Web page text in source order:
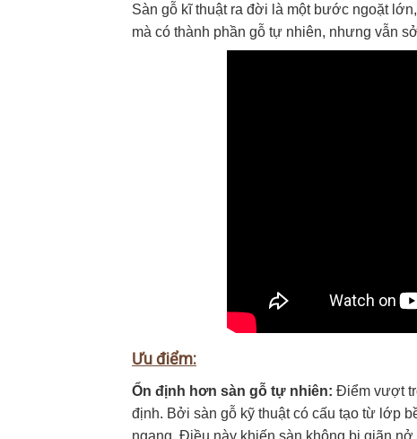
Sàn gỗ kĩ thuật ra đời là một bước ngoặt
mà có thành phần gỗ tự nhiên, nhưng vẫn
Ưu điểm:
Ổn định hơn sàn gỗ tự nhiên: Điểm vượt
định. Bởi sàn gỗ kỹ thuật có cấu tạo từ lớp
ngang. Điều này khiến sàn không bị giãn